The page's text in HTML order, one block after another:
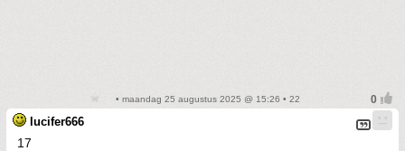
• maandag 25 augustus 2025 @ 15:26 • 22
lucifer666
17